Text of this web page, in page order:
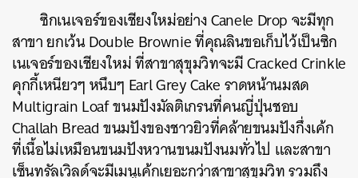
ซิกเนเจอร์ของเชียงใหม่อย่างCanele Dropจะมีทุก
สาขายกเว้นDouble Brownieที่คุณลินขอเก็บไว้เป็นซิก
เนเจอร์ของเชียงใหม่ที่สาขาสุขุมวิทจะมีCracked Crinkle
คุกกี้เหนียวๆหนึบๆ Earl Grey Cakeราดหน้านมสด
Multigrain Loafขนมปังมัลติเกรนที่คนญี่ปุ่นชอบ
Challah Breadขนมปังของชาวยิวที่คล้ายขนมปังกึ่งเค้ก
ที่เนื้อไม่เหมือนขนมปังหวานขนมปังนมทั่วไป และสาขา
เซ็นทรัลเวิลด์จะมีเมนูเค้กเยอะกว่าสาขาสุขุมวิทรวมถึง